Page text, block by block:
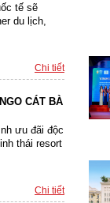
tế sẽ
du lịch,
Chi tiết
CÁT BÀ
ưu đãi độc
thái resort
Chi tiết